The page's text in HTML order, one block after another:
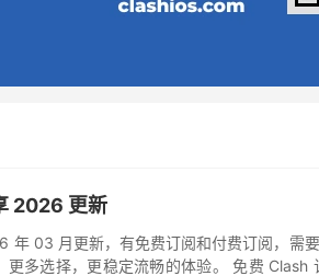
2026 更新
年 03 月更新，有免费订阅和付费订阅，需要
更多选择，更稳定流畅的体验。 免费 Clash